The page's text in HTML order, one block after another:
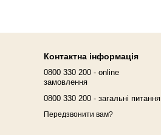
Контактна інформація
0800 330 200 - online
замовлення
0800 330 200 - загальні питання
Передзвонити вам?